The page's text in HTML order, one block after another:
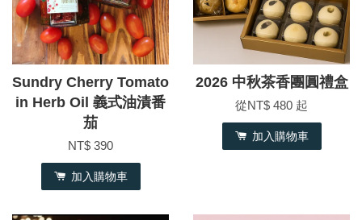
Sundry Cherry Tomato
in Herb Oil 義式油漬番
茄
NT$ 390
加入購物車
2026 中秋茶香團圓禮盒
從NT$ 480 起
加入購物車